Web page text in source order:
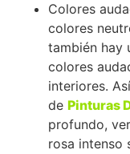
Colores
colores
también hay
colores
interiores.
de Pinturas
profundo,
rosa intenso